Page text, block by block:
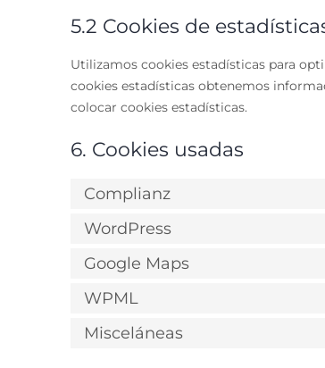
5.2 Cookies de
Utilizamos cookies estadísticas para
cookies estadísticas obtenemos
colocar cookies estadísticas.
6. Cookies usadas
Complianz
WordPress
Google Maps
WPML
Misceláneas